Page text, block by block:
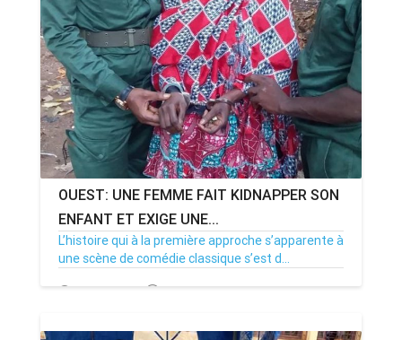
OUEST: UNE FEMME FAIT KIDNAPPER SON
ENFANT ET EXIGE UNE...
L’histoire qui à la première approche s’apparente à
une scène de comédie classique s’est d...
23/05/20 Par MenouActu 0